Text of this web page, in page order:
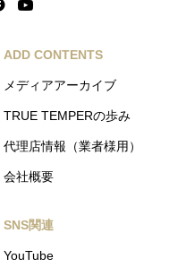
ADD CONTENTS
メディアアーカイブ
TRUE TEMPERの歩み
代理店情報（業者様用）
会社概要
SNS関連
YouTube